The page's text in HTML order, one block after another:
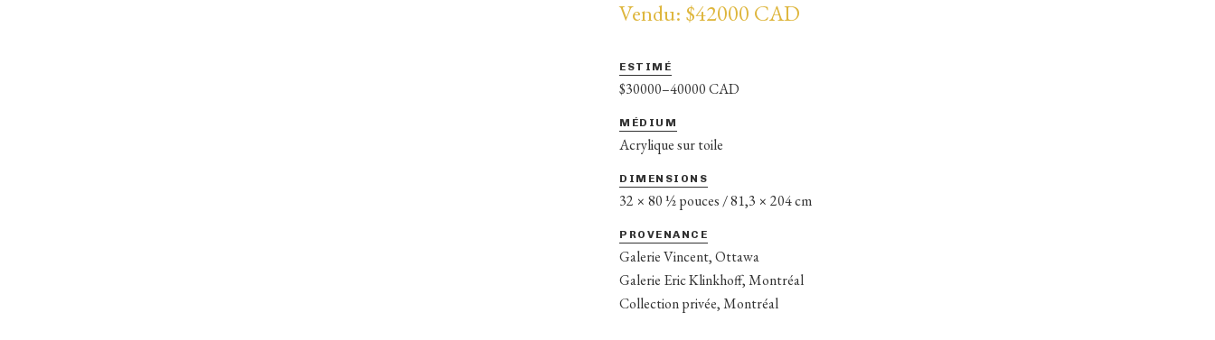
Vendu: $42000 CAD
ESTIMÉ
$30000–40000 CAD
MÉDIUM
Acrylique sur toile
DIMENSIONS
32 × 80 ½ pouces / 81,3 × 204 cm
PROVENANCE
Galerie Vincent, Ottawa
Galerie Eric Klinkhoff, Montréal
Collection privée, Montréal